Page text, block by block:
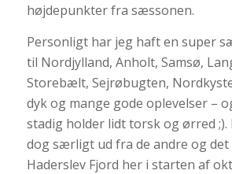
højdepunkter fra sæssonen.
Personligt har jeg haft en super
til Nordjylland, Anholt, Samsø,
Storebælt, Sejrøbugten,
dyk og mange gode oplevelser –
stadig holder lidt torsk og ørred
dog særligt ud fra de andre og
Haderslev Fjord her i starten af